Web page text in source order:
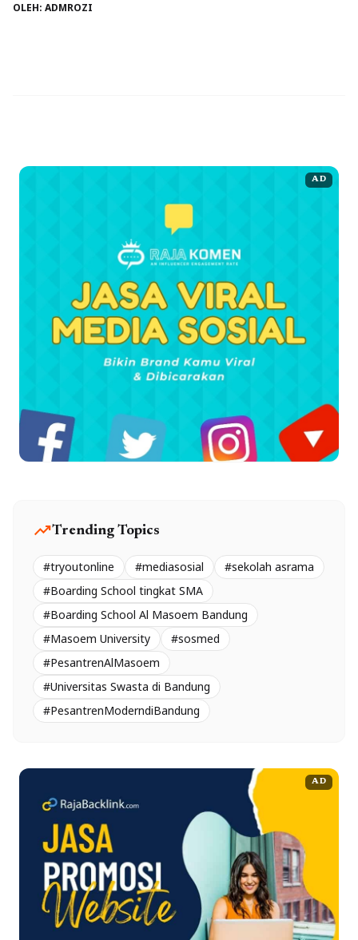
yang efektif. Dengan memanfaatkan platform seperti
OLEH: ADMROZI
AD
trending_upTrending Topics
#tryoutonline #mediasosial
#sekolah asrama
#Boarding School tingkat SMA
#Boarding School Al Masoem Bandung
#Masoem University
#sosmed
#PesantrenAlMasoem
#Universitas Swasta di Bandung
#PesantrenModerndiBandung
AD